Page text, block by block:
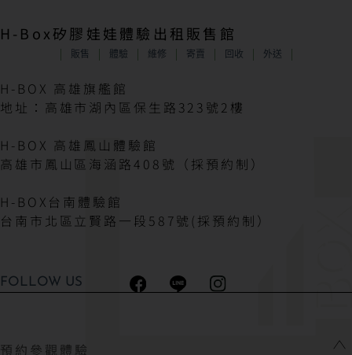
H-Box矽膠娃娃體驗出租販售館
販售 體驗 維修 寄賣 回收 外送
H-BOX 高雄旗艦館
地址：高雄市湖內區保生路323號2樓
H-BOX 高雄鳳山體驗館
高雄市鳳山區海涵路408號（採預約制）
H-BOX台南體驗館
台南市北區立賢路一段587號(採預約制）
FOLLOW US
預約參觀體驗